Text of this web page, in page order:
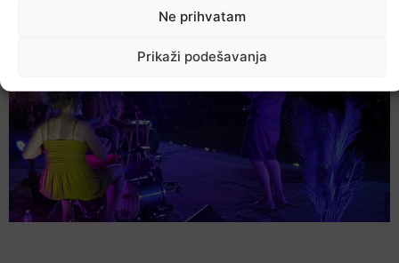
Ne prihvatam
Prikaži podešavanja